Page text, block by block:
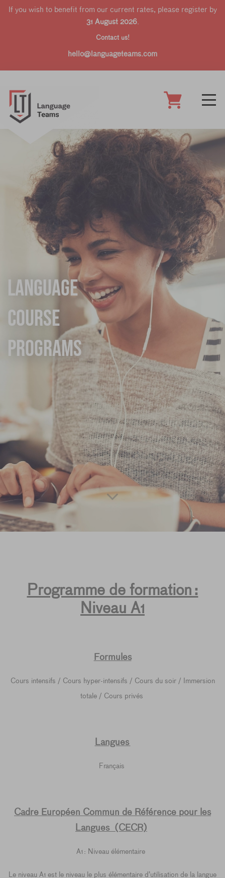
If you wish to benefit from our current rates, please register by
31 August 2026.
Contact us!
hello@languageteams.com
Language
Course
Programs
Programme de formation :
Niveau A1
Formules
Cours intensifs / Cours hyper-intensifs / Cours du soir / Immersion
totale / Cours privés
Langues
Français
Cadre Européen Commun de Référence pour les
Langues (CECR)
A1 : Niveau élémentaire
Le niveau A1 est le niveau le plus élémentaire d’utilisation de la langue